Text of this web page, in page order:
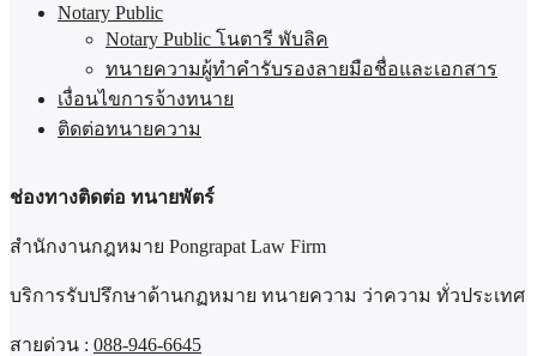
Notary Public
Notary Public โนตารี พับลิค
ทนายความผู้ทำคำรับรองลายมือชื่อและเอกสาร
เงื่อนไขการจ้างทนาย
ติดต่อทนายความ
ช่องทางติดต่อ ทนายพัตร์
สำนักงานกฎหมาย Pongrapat Law Firm
บริการรับปรึกษาด้านกฏหมาย ทนายความ ว่าความ ทั่วประเทศ
สายด่วน : 088-946-6645